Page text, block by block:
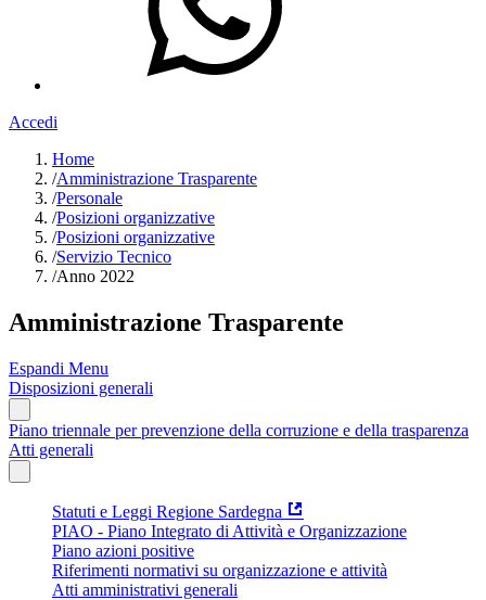
Accedi
Home
/Amministrazione Trasparente
/Personale
/Posizioni organizzative
/Posizioni organizzative
/Servizio Tecnico
/Anno 2022
Amministrazione Trasparente
Espandi Menu
Disposizioni generali
Piano triennale per prevenzione della corruzione e della trasparenza
Atti generali
Statuti e Leggi Regione Sardegna
PIAO - Piano Integrato di Attività e Organizzazione
Piano azioni positive
Riferimenti normativi su organizzazione e attività
Atti amministrativi generali